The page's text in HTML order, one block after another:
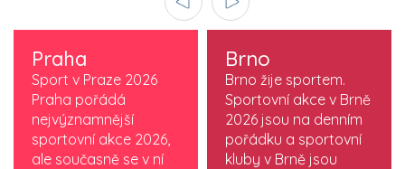
Praha
Sport v Praze 2026
Praha pořádá
nejvýznamnější
sportovní akce 2026,
ale současně se v ní
Brno
Brno žije sportem.
Sportovní akce v Brně
2026 jsou na denním
pořádku a sportovní
kluby v Brně jsou